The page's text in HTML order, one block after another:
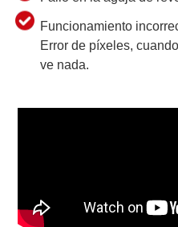
Funcionamiento
Error de píxeles,
ve nada.